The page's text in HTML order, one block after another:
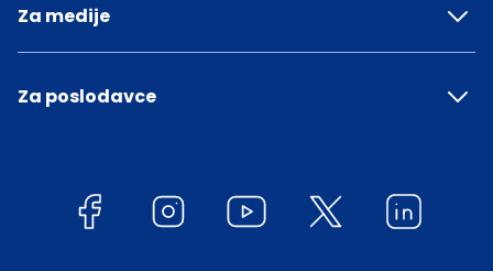
Za medije
Za poslodavce